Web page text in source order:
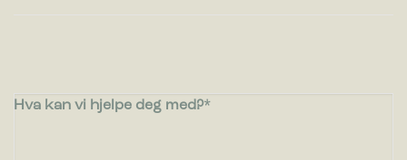
Hva kan vi hjelpe deg med?